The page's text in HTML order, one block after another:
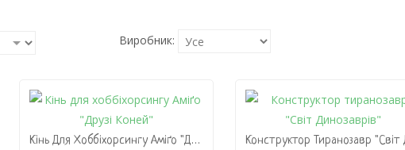
Виробник:
Кінь Для Хоббіхорсингу Аміґо "Друзі Коней"